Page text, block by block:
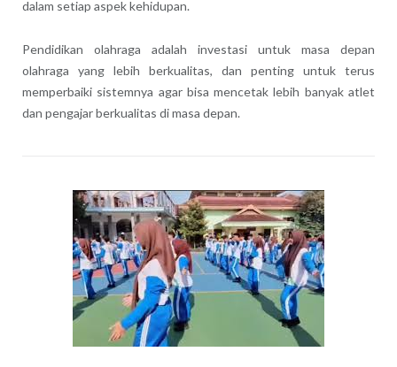
dalam setiap aspek kehidupan.
Pendidikan olahraga adalah investasi untuk masa depan
olahraga yang lebih berkualitas, dan penting untuk terus
memperbaiki sistemnya agar bisa mencetak lebih banyak atlet
dan pengajar berkualitas di masa depan.